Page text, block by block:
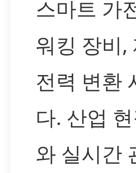
스마트 가
워킹 장비,
전력 변환
다. 산업
와 실시간